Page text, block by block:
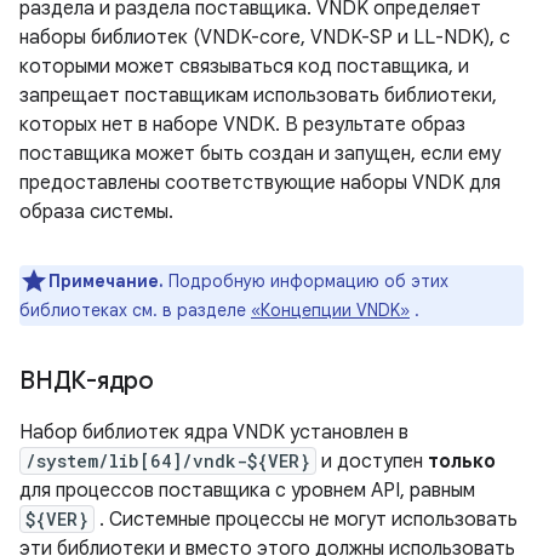
раздела и раздела поставщика. VNDK определяет
наборы библиотек (VNDK-core, VNDK-SP и LL-NDK), с
которыми может связываться код поставщика, и
запрещает поставщикам использовать библиотеки,
которых нет в наборе VNDK. В результате образ
поставщика может быть создан и запущен, если ему
предоставлены соответствующие наборы VNDK для
образа системы.
Примечание. Подробную информацию об этих
библиотеках см. в разделе «Концепции VNDK» .
ВНДК-ядро
Набор библиотек ядра VNDK установлен в
/system/lib[64]/vndk-${VER} и доступен только
для процессов поставщика с уровнем API, равным
${VER} . Системные процессы не могут использовать
эти библиотеки и вместо этого должны использовать